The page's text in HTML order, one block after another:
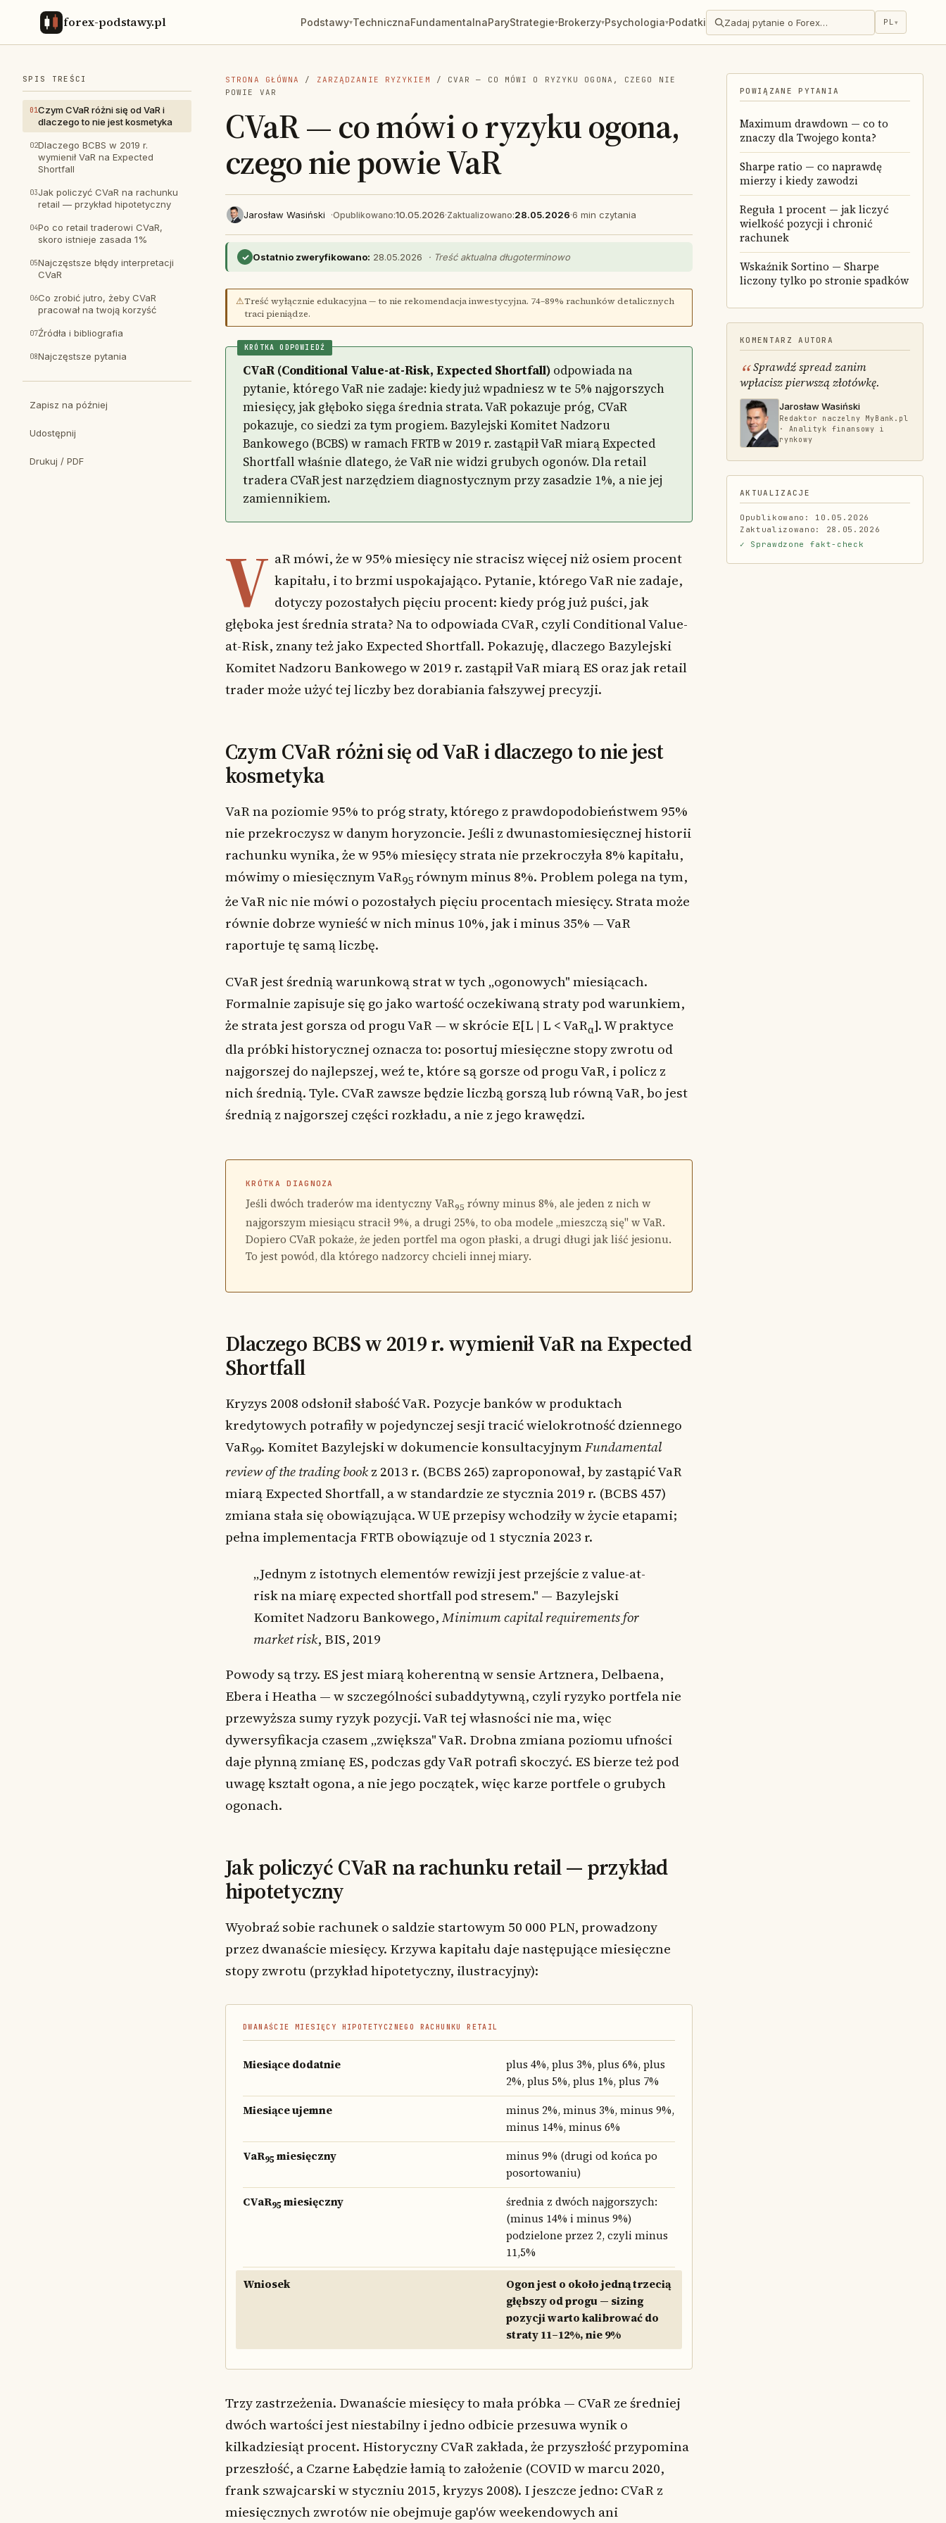
forex-podstawy.pl Podstawy▾TechnicznaFundamentalnaParyStrategie▾Brokerzy▾Psychologia▾Podatki Zadaj pytanie o Forex… PL▾
SPIS TREŚCI
Czym CVaR różni się od VaR i
dlaczego to nie jest kosmetyka
Dlaczego BCBS w 2019 r.
wymienił VaR na Expected
Shortfall
Jak policzyć CVaR na rachunku
retail — przykład hipotetyczny
Po co retail traderowi CVaR,
skoro istnieje zasada 1%
Najczęstsze błędy interpretacji
CVaR
Co zrobić jutro, żeby CVaR
pracował na twoją korzyść
Źródła i bibliografia
Najczęstsze pytania
Zapisz na później
Udostępnij
Drukuj / PDF
STRONA GŁÓWNA / ZARZĄDZANIE RYZYKIEM
/ CVAR — CO MÓWI O RYZYKU OGONA, CZEGO NIE
POWIE VAR
CVaR — co mówi o ryzyku ogona,
czego nie powie VaR
Jarosław Wasiński ·Opublikowano:10.05.2026·Zaktualizowano:28.05.2026·6 min czytania
✓ Ostatnio zweryfikowano: 28.05.2026 · Treść aktualna długoterminowo
⚠Treść wyłącznie edukacyjna — to nie rekomendacja inwestycyjna. 74–89% rachunków detalicznych
traci pieniądze.
KRÓTKA ODPOWIEDŹ
CVaR (Conditional Value-at-Risk, Expected Shortfall) odpowiada na
pytanie, którego VaR nie zadaje: kiedy już wpadniesz w te 5% najgorszych
miesięcy, jak głęboko sięga średnia strata. VaR pokazuje próg, CVaR
pokazuje, co siedzi za tym progiem. Bazylejski Komitet Nadzoru
Bankowego (BCBS) w ramach FRTB w 2019 r. zastąpił VaR miarą Expected
Shortfall właśnie dlatego, że VaR nie widzi grubych ogonów. Dla retail
tradera CVaR jest narzędziem diagnostycznym przy zasadzie 1%, a nie jej
zamiennikiem.
V aR mówi, że w 95% miesięcy nie stracisz więcej niż osiem procent
kapitału, i to brzmi uspokajająco. Pytanie, którego VaR nie zadaje,
dotyczy pozostałych pięciu procent: kiedy próg już puści, jak
głęboka jest średnia strata? Na to odpowiada CVaR, czyli Conditional Value-
at-Risk, znany też jako Expected Shortfall. Pokazuję, dlaczego Bazylejski
Komitet Nadzoru Bankowego w 2019 r. zastąpił VaR miarą ES oraz jak retail
trader może użyć tej liczby bez dorabiania fałszywej precyzji.
Czym CVaR różni się od VaR i dlaczego to nie jest
kosmetyka
VaR na poziomie 95% to próg straty, którego z prawdopodobieństwem 95%
nie przekroczysz w danym horyzoncie. Jeśli z dwunastomiesięcznej historii
rachunku wynika, że w 95% miesięcy strata nie przekroczyła 8% kapitału,
mówimy o miesięcznym VaR95 równym minus 8%. Problem polega na tym,
że VaR nic nie mówi o pozostałych pięciu procentach miesięcy. Strata może
równie dobrze wynieść w nich minus 10%, jak i minus 35% — VaR
raportuje tę samą liczbę.
CVaR jest średnią warunkową strat w tych „ogonowych" miesiącach.
Formalnie zapisuje się go jako wartość oczekiwaną straty pod warunkiem,
że strata jest gorsza od progu VaR — w skrócie E[L | L < VaRα]. W praktyce
dla próbki historycznej oznacza to: posortuj miesięczne stopy zwrotu od
najgorszej do najlepszej, weź te, które są gorsze od progu VaR, i policz z
nich średnią. Tyle. CVaR zawsze będzie liczbą gorszą lub równą VaR, bo jest
średnią z najgorszej części rozkładu, a nie z jego krawędzi.
KRÓTKA DIAGNOZA
Jeśli dwóch traderów ma identyczny VaR95 równy minus 8%, ale jeden z nich w
najgorszym miesiącu stracił 9%, a drugi 25%, to oba modele „mieszczą się" w VaR.
Dopiero CVaR pokaże, że jeden portfel ma ogon płaski, a drugi długi jak liść jesionu.
To jest powód, dla którego nadzorcy chcieli innej miary.
Dlaczego BCBS w 2019 r. wymienił VaR na Expected
Shortfall
Kryzys 2008 odsłonił słabość VaR. Pozycje banków w produktach
kredytowych potrafiły w pojedynczej sesji tracić wielokrotność dziennego
VaR99. Komitet Bazylejski w dokumencie konsultacyjnymFundamental
review of the trading bookz 2013 r. (BCBS 265) zaproponował, by zastąpić VaR
miarą Expected Shortfall, a w standardzie ze stycznia 2019 r. (BCBS 457)
zmiana stała się obowiązująca. W UE przepisy wchodziły w życie etapami;
pełna implementacja FRTB obowiązuje od 1 stycznia 2023 r.
„Jednym z istotnych elementów rewizji jest przejście z value-at-
risk na miarę expected shortfall pod stresem." — Bazylejski
Komitet Nadzoru Bankowego,Minimum capital requirements for
market risk, BIS, 2019
Powody są trzy. ES jest miarą koherentną w sensie Artznera, Delbaena,
Ebera i Heatha — w szczególności subaddytywną, czyli ryzyko portfela nie
przewyższa sumy ryzyk pozycji. VaR tej własności nie ma, więc
dywersyfikacja czasem „zwiększa" VaR. Drobna zmiana poziomu ufności
daje płynną zmianę ES, podczas gdy VaR potrafi skoczyć. ES bierze też pod
uwagę kształt ogona, a nie jego początek, więc karze portfele o grubych
ogonach.
Jak policzyć CVaR na rachunku retail — przykład
hipotetyczny
Wyobraź sobie rachunek o saldzie startowym 50 000 PLN, prowadzony
przez dwanaście miesięcy. Krzywa kapitału daje następujące miesięczne
stopy zwrotu (przykład hipotetyczny, ilustracyjny):
DWANAŚCIE MIESIĘCY HIPOTETYCZNEGO RACHUNKU RETAIL
Miesiące dodatnie
plus 4%, plus 3%, plus 6%, plus
2%, plus 5%, plus 1%, plus 7%
Miesiące ujemne
minus 2%, minus 3%, minus 9%,
minus 14%, minus 6%
VaR95miesięczny
minus 9% (drugi od końca po
posortowaniu)
CVaR95miesięczny
średnia z dwóch najgorszych:
(minus 14% i minus 9%)
podzielone przez 2, czyli minus
11,5%
Wniosek
Ogon jest o około jedną trzecią
głębszy od progu — sizing
pozycji warto kalibrować do
straty 11–12%, nie 9%
Trzy zastrzeżenia. Dwanaście miesięcy to mała próbka — CVaR ze średniej
dwóch wartości jest niestabilny i jedno odbicie przesuwa wynik o
kilkadziesiąt procent. Historyczny CVaR zakłada, że przyszłość przypomina
przeszłość, a Czarne Łabędzie łamią to założenie (COVID w marcu 2020,
frank szwajcarski w styczniu 2015, kryzys 2008). I jeszcze jedno: CVaR z
miesięcznych zwrotów nie obejmuje gap'ów weekendowych ani
POWIĄZANE PYTANIA
Maximum drawdown — co to
znaczy dla Twojego konta?
Sharpe ratio — co naprawdę
mierzy i kiedy zawodzi
Reguła 1 procent — jak liczyć
wielkość pozycji i chronić
rachunek
Wskaźnik Sortino — Sharpe
liczony tylko po stronie spadków
KOMENTARZ AUTORA
Sprawdź spread zanim
wpłacisz pierwszą złotówkę.
Jarosław Wasiński
Redaktor naczelny MyBank.pl
· Analityk finansowy i
rynkowy
AKTUALIZACJE
Opublikowano: 10.05.2026
Zaktualizowano: 28.05.2026
✓ Sprawdzone fakt-check